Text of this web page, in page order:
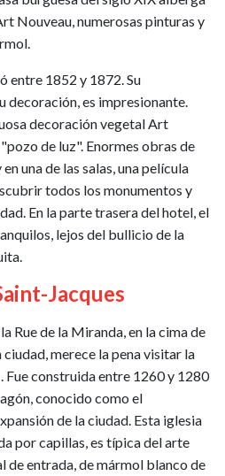
Nouveau, numerosas pinturas y
entre 1852 y 1872. Su
decoración, es impresionante.
decoración vegetal Art
de luz". Enormes obras de
una de las salas, una película
todos los monumentos y
En la parte trasera del hotel, el
lejos del bullicio de la
Jacques
Rue de la Miranda, en la cima de
ciudad, merece la pena visitar la
. Fue construida entre 1260 y 1280
conocido como el
de la ciudad. Esta iglesia
por capillas, es típica del arte
entrada, de mármol blanco de